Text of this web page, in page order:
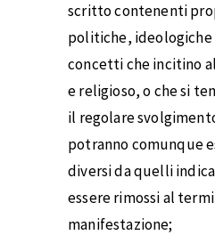
scritto contenenti
politiche, ideologiche
concetti che incitino
e religioso, o che si
il regolare
potranno comunque
diversi da quelli
essere rimossi al
manifestazione;